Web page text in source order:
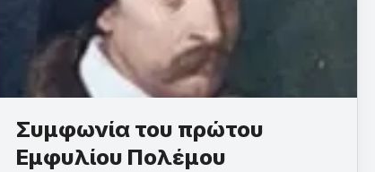
Συμφωνία του πρώτου
Εμφυλίου Πολέμου